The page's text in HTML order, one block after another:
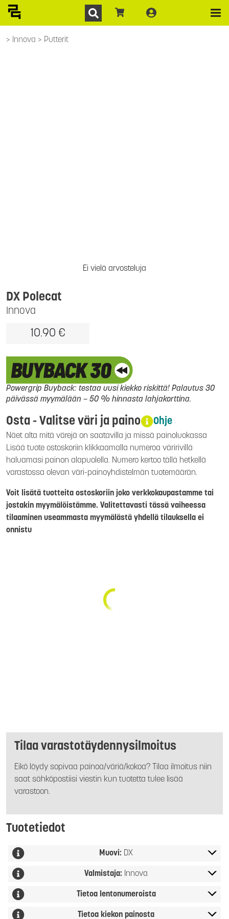
Innova Putterit
Ei vielä arvosteluja
Innova
DX Polecat
10.90 €
Powergrip Buyback: testaa uusi kiekko riskittä! Palautus 30
päivässä myymälään – 50 % hinnasta lahjakorttina.
Osta - Valitse väri ja paino Ohje
Näet alta mitä värejä on saatavilla ja missä painoluokassa
Lisää tuote ostoskoriin klikkaamalla numeroa väririvillä
haluamasi painon alapuolella. Numero kertoo tällä hetkellä
varastossa olevan väri-painoyhdistelmän tuotemäärän.
Voit lisätä tuotteita ostoskoriin joko verkkokaupastamme tai
jostakin myymälöistämme. Valitettavasti tässä vaiheessa
tilaaminen useammasta myymälästä yhdellä tilauksella ei
onnistu
Tilaa varastotäydennysilmoitus
Eikö löydy sopivaa painoa/väriä/kokoa? Tilaa ilmoitus niin
saat sähköpostiisi viestin kun tuotetta tulee lisää
varastoon.
Tuotetiedot
Muovi: DX
Valmistaja: Innova
Tietoa lentonumeroista
Tietoa kiekon painosta